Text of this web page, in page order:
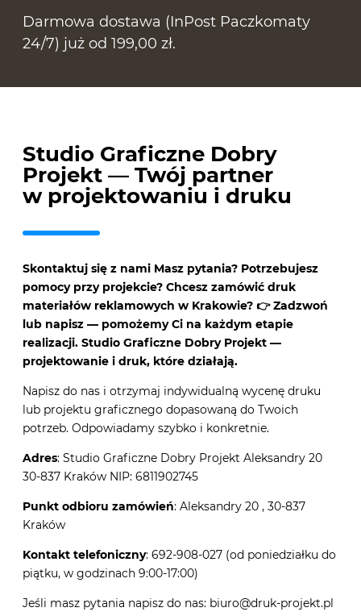
Darmowa dostawa (InPost Paczkomaty
24/7) już od 199,00 zł.
Studio Graficzne Dobry
Projekt — Twój partner
w projektowaniu i druku
Skontaktuj się z nami Masz pytania? Potrzebujesz
pomocy przy projekcie? Chcesz zamówić druk
materiałów reklamowych w Krakowie? 👉 Zadzwoń
lub napisz — pomożemy Ci na każdym etapie
realizacji. Studio Graficzne Dobry Projekt —
projektowanie i druk, które działają.
Napisz do nas i otrzymaj indywidualną wycenę druku
lub projektu graficznego dopasowaną do Twoich
potrzeb. Odpowiadamy szybko i konkretnie.
Adres: Studio Graficzne Dobry Projekt Aleksandry 20
30-837 Kraków NIP: 6811902745
Punkt odbioru zamówień: Aleksandry 20 , 30-837
Kraków
Kontakt telefoniczny: 692-908-027 (od poniedziałku do
piątku, w godzinach 9:00-17:00)
Jeśli masz pytania napisz do nas: biuro@druk-projekt.pl